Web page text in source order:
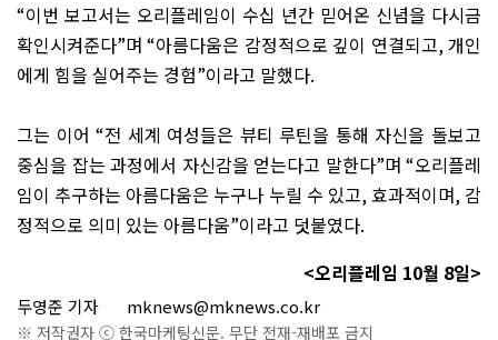
“이번 보고서는 오리플레임이 수십 년간 믿어온 신념을 다시금
확인시켜준다”며“아름다움은 감정적으로 깊이 연결되고,개인
에게 힘을 실어주는 경험”이라고 말했다.
그는 이어“전 세계 여성들은 뷰티 루틴을 통해 자신을 돌보고
중심을 잡는 과정에서 자신감을 얻는다고 말한다”며 “오리플레
임이 추구하는 아름다움은 누구나 누릴 수 있고,효과적이며, 감
정적으로 의미 있는 아름다움”이라고 덧붙였다.
<오리플레임 10월 8일>
두영준 기자 mknews@mknews.co.kr
※ 저작권자 ⓒ 한국마케팅신문. 무단 전재-재배포 금지